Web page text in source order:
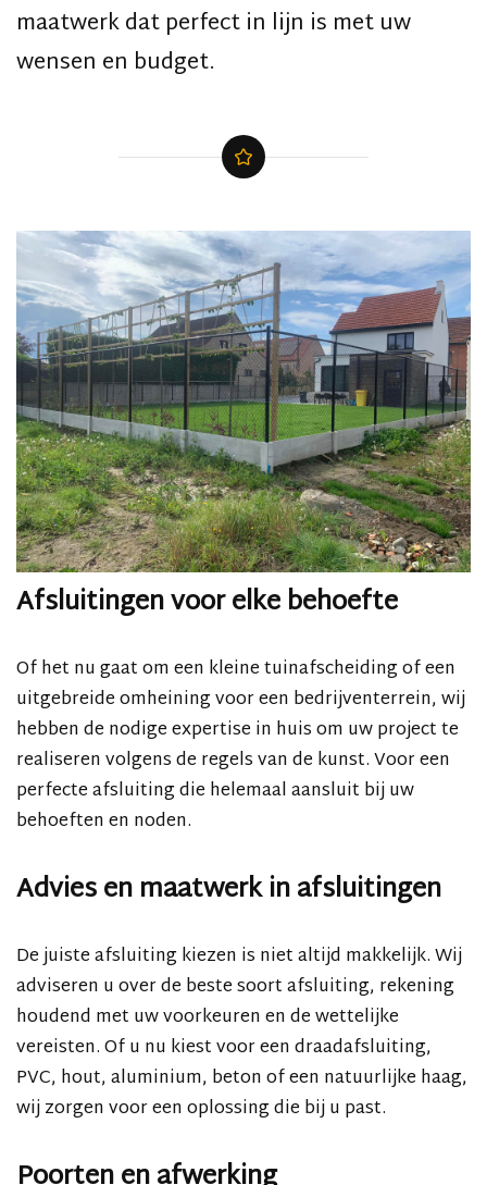
maatwerk dat perfect in lijn is met uw
wensen en budget.
Afsluitingen voor elke behoefte
Of het nu gaat om een kleine tuinafscheiding of een
uitgebreide omheining voor een bedrijventerrein, wij
hebben de nodige expertise in huis om uw project te
realiseren volgens de regels van de kunst. Voor een
perfecte afsluiting die helemaal aansluit bij uw
behoeften en noden.
Advies en maatwerk in afsluitingen
De juiste afsluiting kiezen is niet altijd makkelijk. Wij
adviseren u over de beste soort afsluiting, rekening
houdend met uw voorkeuren en de wettelijke
vereisten. Of u nu kiest voor een draadafsluiting,
PVC, hout, aluminium, beton of een natuurlijke haag,
wij zorgen voor een oplossing die bij u past.